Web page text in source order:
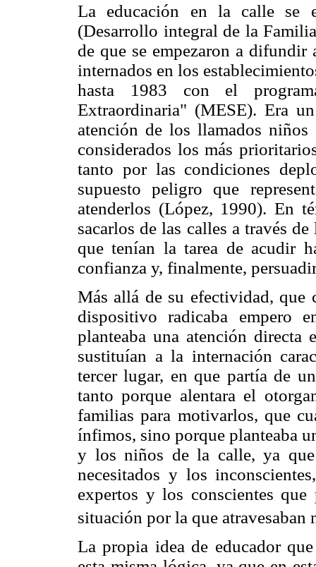
La educación en la calle se
(Desarrollo integral de la
de que se empezaron a
internados en los
hasta 1983 con el
Extraordinaria" (MESE). Era
atención de los llamados niños
considerados los más
tanto por las condiciones
supuesto peligro que
atenderlos (López, 1990). En
sacarlos de las calles a través
que tenían la tarea de acudir
confianza y, finalmente,
Más allá de su efectividad,
dispositivo radicaba empero
planteaba una atención
sustituían a la internación
tercer lugar, en que partía de
tanto porque alentara el
familias para motivarlos, que
ínfimos, sino porque planteaba
y los niños de la calle, ya
necesitados y los
expertos y los conscientes
situación por la que atravesaban
La propia idea de educador